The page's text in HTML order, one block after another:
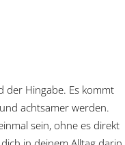
der Hingabe. Es kommt
achtsamer werden.
sein, ohne es direkt